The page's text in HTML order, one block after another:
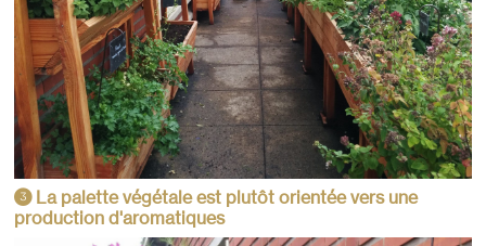
3La palette végétale est plutôt orientée vers une
production d'aromatiques